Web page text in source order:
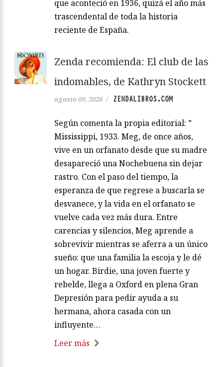
que aconteció en 1936, quizá el año más
trascendental de toda la historia
reciente de España.
Zenda recomienda: El club de las
indomables, de Kathryn Stockett
agosto 09, 2026 / ZENDALIBROS.COM
Según comenta la propia editorial: ”
Mississippi, 1933. Meg, de once años,
vive en un orfanato desde que su madre
desapareció una Nochebuena sin dejar
rastro. Con el paso del tiempo, la
esperanza de que regrese a buscarla se
desvanece, y la vida en el orfanato se
vuelve cada vez más dura. Entre
carencias y silencios, Meg aprende a
sobrevivir mientras se aferra a un único
sueño: que una familia la escoja y le dé
un hogar. Birdie, una joven fuerte y
rebelde, llega a Oxford en plena Gran
Depresión para pedir ayuda a su
hermana, ahora casada con un
influyente…
Leer más